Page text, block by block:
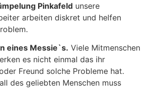
Pinkafeld unsere
arbeiten diskret und helfen
eines Messie`s. Viele Mitmenschen
es nicht einmal das ihr
Freund solche Probleme hat.
des geliebten Menschen muss